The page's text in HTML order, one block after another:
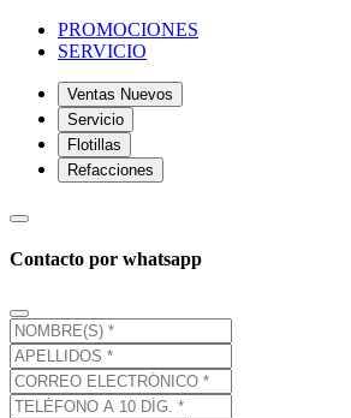
PROMOCIONES
SERVICIO
Ventas Nuevos
Servicio
Flotillas
Refacciones
Contacto por whatsapp